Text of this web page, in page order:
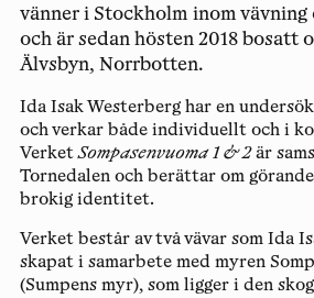
vänner i Stockholm inom vävning
och är sedan hösten 2018 bosatt
Älvsbyn, Norrbotten.
Ida Isak Westerberg har en
och verkar både individuellt och i
VerketSompasenvuoma 1 & 2är
Tornedalen och berättar om
brokig identitet.
Verket består av två vävar som Ida
skapat i samarbete med myren
(Sumpens myr), som ligger i den